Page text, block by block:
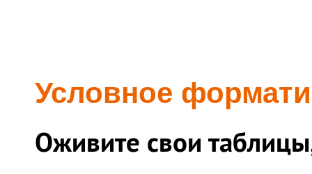
Условное
Оживите свои